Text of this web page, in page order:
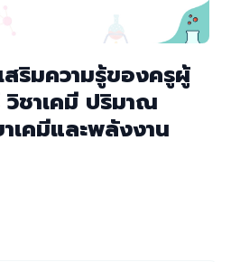
ริมความรู้ของครูผู้
ชาเคมี ปริมาณ
เคมีและพลังงาน